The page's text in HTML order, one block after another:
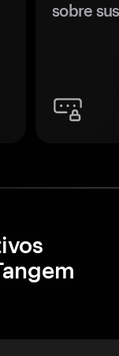
sobre